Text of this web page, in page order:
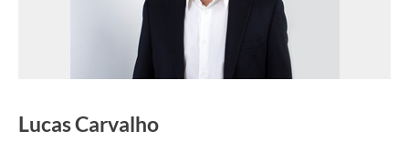
Lucas Carvalho